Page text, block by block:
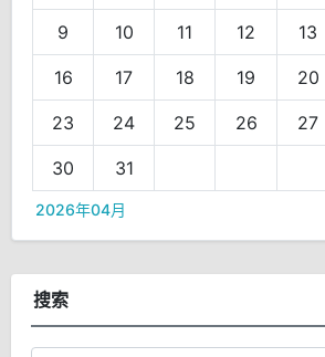
9 10 11 12 13
16 17 18 19 20
23 24 25 26 27
30 31
2026年04月
搜索